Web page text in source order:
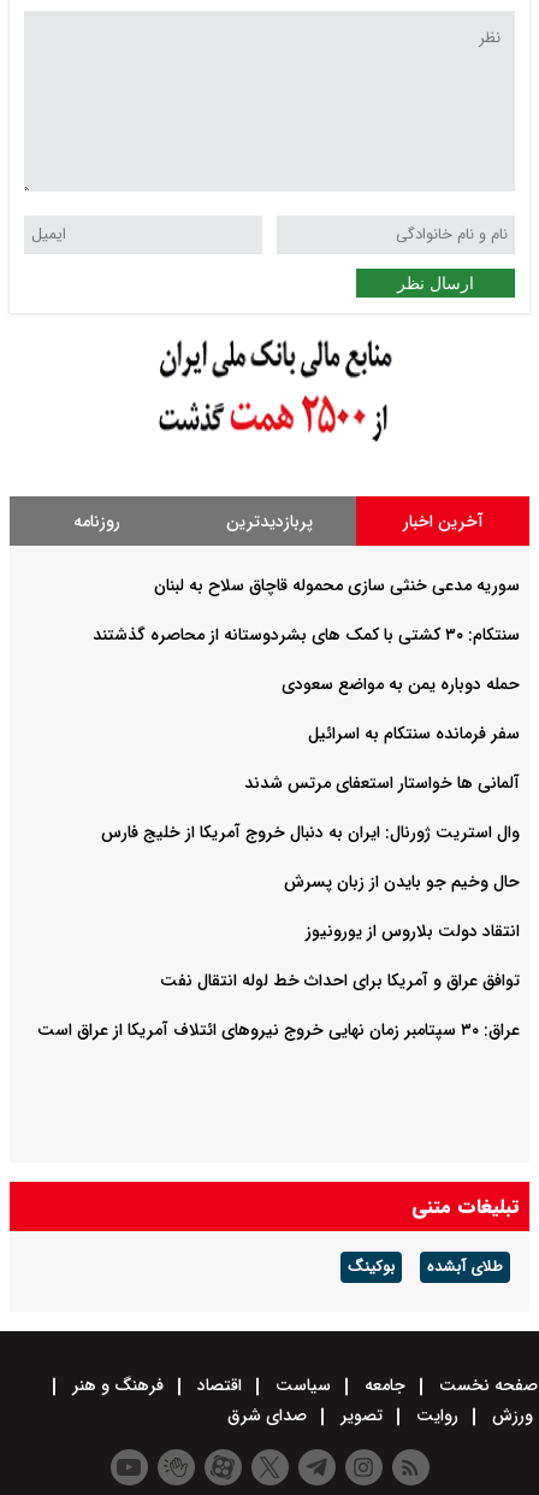
ارسال نظر
آخرین اخبار پربازدیدترین روزنامه
سوریه مدعی خنثی سازی محموله قاچاق سلاح به لبنان
سنتکام: ۳۰ کشتی با کمک های بشردوستانه از محاصره گذشتند
حمله دوباره یمن به مواضع سعودی
سفر فرمانده سنتکام به اسرائیل
آلمانی ها خواستار استعفای مرتس شدند
وال استریت ژورنال: ایران به دنبال خروج آمریکا از خلیج فارس
حال وخیم جو بایدن از زبان پسرش
انتقاد دولت بلاروس از یورونیوز
توافق عراق و آمریکا برای احداث خط لوله انتقال نفت
عراق: ۳۰ سپتامبر زمان نهایی خروج نیروهای ائتلاف آمریکا از عراق است
تبلیغات متنی
طلای آبشده بوکینگ
صفحه نخست جامعه سیاست اقتصاد
فرهنگ و هنر
ورزش
روایت تصویر صدای شرق